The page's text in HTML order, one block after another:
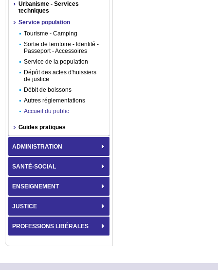
Urbanisme - Services
techniques
Service population
Tourisme - Camping
Sortie de territoire - Identité -
Passeport - Accessoires
Service de la population
Dépôt des actes d'huissiers
de justice
Débit de boissons
Autres réglementations
Accueil du public
Guides pratiques
ADMINISTRATION
SANTÉ-SOCIAL
ENSEIGNEMENT
JUSTICE
PROFESSIONS LIBÉRALES